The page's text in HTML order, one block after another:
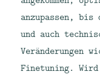
anzupassen,
und auch
Veränderungen
Finetuning. Wird